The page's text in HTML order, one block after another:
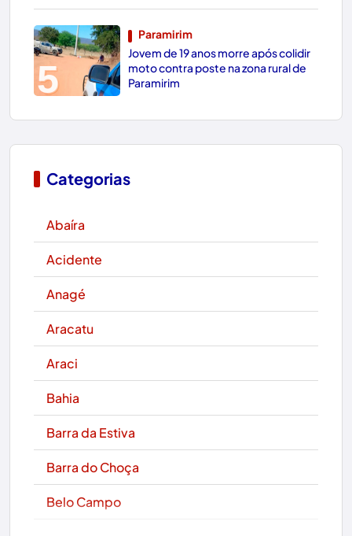
5
Paramirim
Jovem de 19 anos morre após colidir
moto contra poste na zona rural de
Paramirim
Categorias
Abaíra
Acidente
Anagé
Aracatu
Araci
Bahia
Barra da Estiva
Barra do Choça
Belo Campo